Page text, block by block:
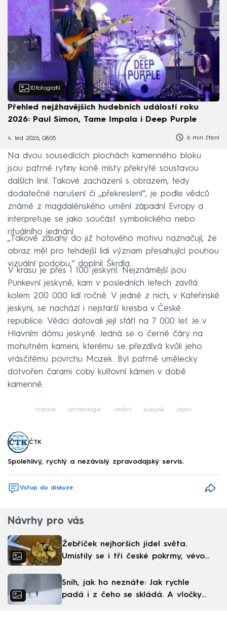
10 fotografií
Přehled nejžhavějších hudebních událostí roku
2026: Paul Simon, Tame Impala i Deep Purple
4. led 2026, 08:05 6 min čtení
Na dvou sousedících plochách kamenného bloku
jsou patrné rytiny koně místy překryté soustavou
dalších linií. Takové zacházení s obrazem, tedy
dodatečné narušení či „překreslení“, je podle vědců
známé z magdalénského umění západní Evropy a
interpretuje se jako součást symbolického nebo
rituálního jednání.
„Takové zásahy do již hotového motivu naznačují, že
obraz měl pro tehdejší lidi význam přesahující pouhou
vizuální podobu,“ doplnil Škrdla.
V krasu je přes 1 100 jeskyní. Nejznámější jsou
Punkevní jeskyně, kam v posledních letech zavítá
kolem 200 000 lidí ročně. V jedné z nich, v Kateřinské
jeskyni, se nachází i nejstarší kresba v České
republice. Vědci datovali její stáří na 7 000 let. Je v
Hlavním dómu jeskyně. Jedná se o černé čáry na
mohutném kameni, kterému se přezdívá kvůli jeho
vrásčitému povrchu Mozek. Byl patrně umělecky
dotvořen čarami coby kultovní kámen v době
kamenné.
historie archeologie umění jeskyně objev
ČTK
Spolehlivý, rychlý a nezávislý zpravodajský servis.
Vstup do diskuze
Návrhy pro vás
Žebříček nejhorších jídel světa.
Umístily se i tři české pokrmy, vévodí
Sníh, jak ho neznáte: Jak rychle
padá i z čeho se skládá. A vločky